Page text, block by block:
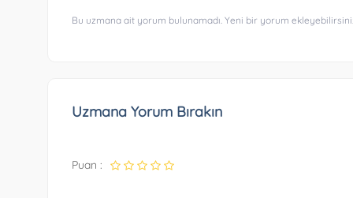
Bu uzmana ait yorum bulunamadı. Yeni bir yorum
Uzmana Yorum Bırakın
Puan :